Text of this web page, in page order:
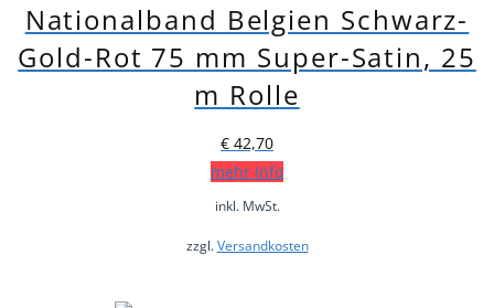
Nationalband Belgien Schwarz-
Gold-Rot 75 mm Super-Satin, 25
m Rolle
€ 42,70
mehr Info
inkl. MwSt.
zzgl.Versandkosten